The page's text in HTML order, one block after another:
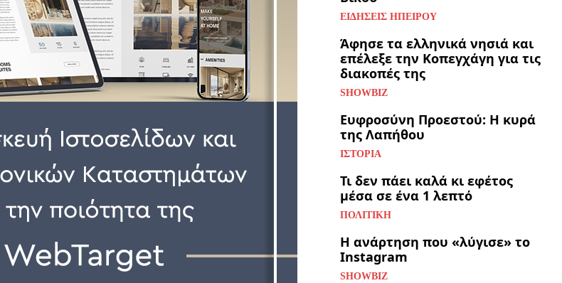
ΕΙΔΉΣΕΙΣ ΗΠΕΊΡΟΥ
Άφησε τα ελληνικά νησιά και
επέλεξε την Κοπεγχάγη για τις
διακοπές της
SHOWBIZ
Ευφροσύνη Προεστού: Η κυρά
της Λαπήθου
ΙΣΤΟΡΊΑ
Τι δεν πάει καλά κι εφέτος
μέσα σε ένα 1 λεπτό
ΠΟΛΙΤΙΚΉ
Η ανάρτηση που «λύγισε» το
Instagram
SHOWBIZ